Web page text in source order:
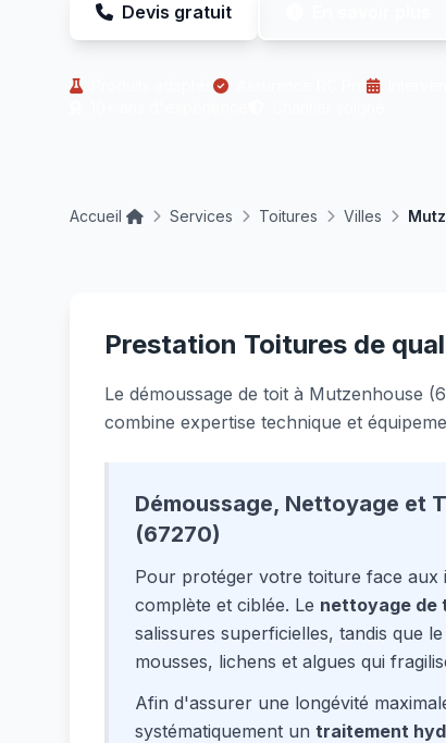
Devis gratuit
Accueil Services Toitures Villes
Prestation Toitures de
Le démoussage de toit à Mutzenhouse
combine expertise technique et
Démoussage, Nettoyage et
(67270)
Pour protéger votre toiture face aux
complète et ciblée. Le nettoyage de
salissures superficielles, tandis que le
mousses, lichens et algues qui
Afin d'assurer une longévité
systématiquement un traitement